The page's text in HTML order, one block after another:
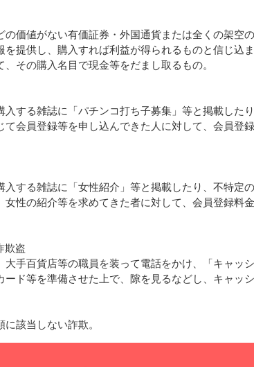
価値がない有価証券・外国通貨または全くの架空
を提供し、購入すれば利益が得られるものと信じ込
その購入名目で現金等をだまし取るもの。
する雑誌に「パチンコ打ち子募集」等と掲載した
て会員登録等を申し込んできた人に対して、会員登
する雑誌に「女性紹介」等と掲載したり、不特定
女性の紹介等を求めてきた者に対して、会員登録料
欺盗
手百貨店等の職員を装って電話をかけ、「キャッ
ード等を準備させた上で、隙を見るなどし、キャッ
該当しない詐欺。